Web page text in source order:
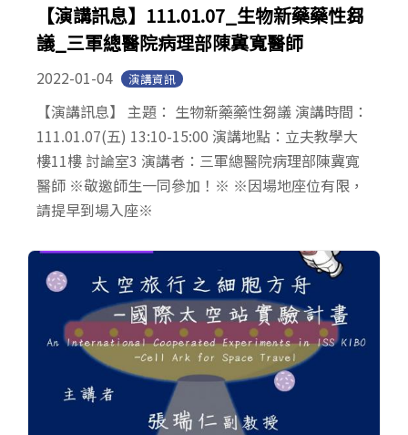
【演講訊息】111.01.07_生物新藥藥性芻
議_三軍總醫院病理部陳冀寬醫師
2022-01-04 演講資訊
【演講訊息】 主題： 生物新藥藥性芻議 演講時間：
111.01.07(五) 13:10-15:00 演講地點：立夫教學大
樓11樓 討論室3 演講者：三軍總醫院病理部陳冀寬
醫師 ※敬邀師生一同參加！※ ※因場地座位有限，
請提早到場入座※